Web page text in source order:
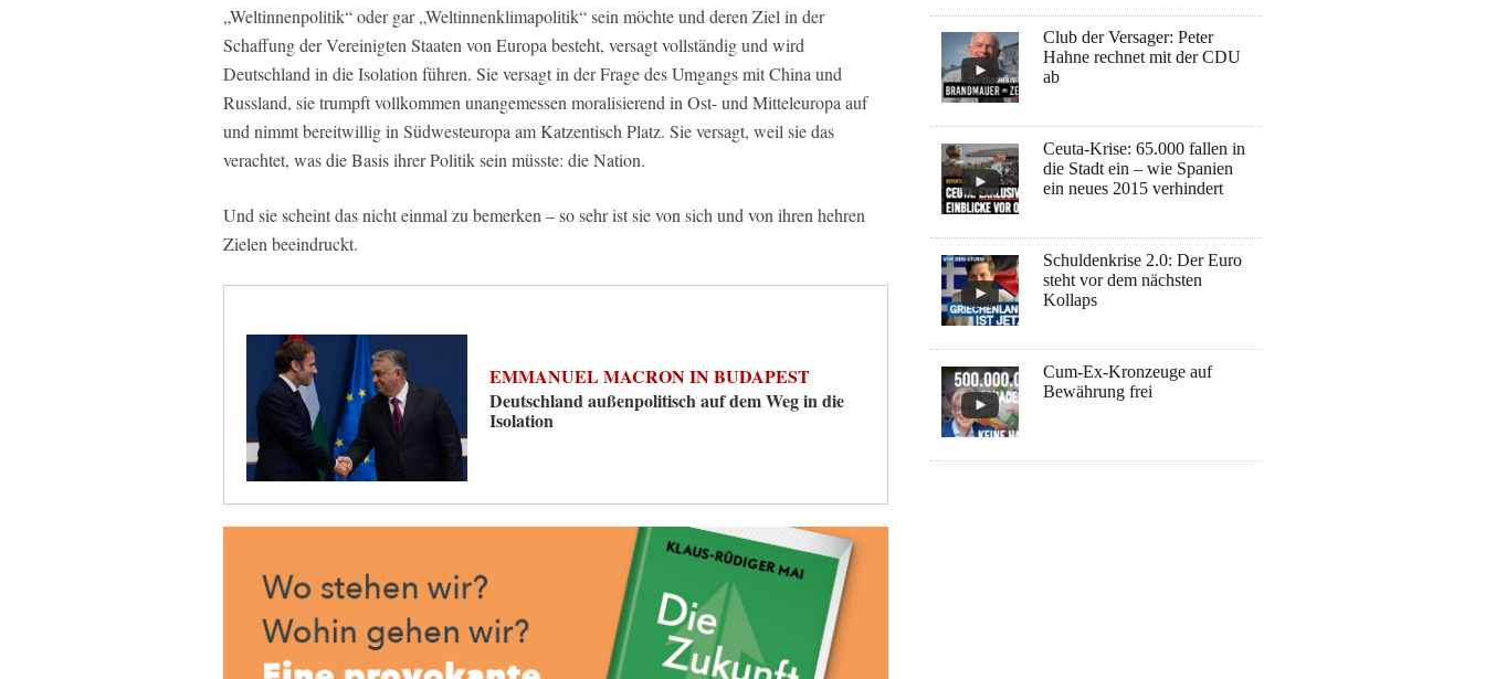
„Weltinnenpolitik“ oder gar „Weltinnenklimapolitik“ sein möchte und deren Ziel in der
Schaffung der Vereinigten Staaten von Europa besteht, versagt vollständig und wird
Deutschland in die Isolation führen. Sie versagt in der Frage des Umgangs mit China und
Russland, sie trumpft vollkommen unangemessen moralisierend in Ost- und Mitteleuropa auf
und nimmt bereitwillig in Südwesteuropa am Katzentisch Platz. Sie versagt, weil sie das
verachtet, was die Basis ihrer Politik sein müsste: die Nation.
Und sie scheint das nicht einmal zu bemerken – so sehr ist sie von sich und von ihren hehren
Zielen beeindruckt.
EMMANUEL MACRON IN BUDAPEST
Deutschland außenpolitisch auf dem Weg in die
Isolation
Club der Versager: Peter
Hahne rechnet mit der CDU
ab
Ceuta-Krise: 65.000 fallen in
die Stadt ein – wie Spanien
ein neues 2015 verhindert
Schuldenkrise 2.0: Der Euro
steht vor dem nächsten
Kollaps
Cum-Ex-Kronzeuge auf
Bewährung frei